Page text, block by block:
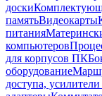
доски
памятьВидеокарты
питания
компьютеров
для корпусов ПК
оборудование
доступа, усилители